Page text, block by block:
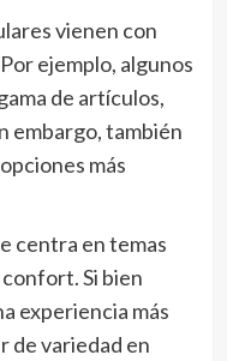
vienen con
ejemplo, algunos
de artículos,
embargo, también
más
centra en temas
Si bien
experiencia más
de variedad en